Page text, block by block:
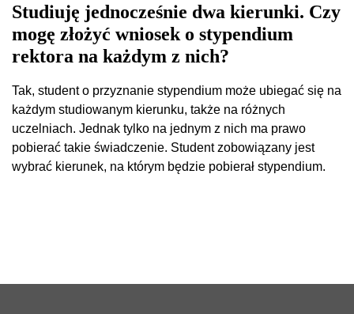
Studiuję jednocześnie dwa kierunki. Czy
mogę złożyć wniosek o stypendium
rektora na każdym z nich?
Tak, student o przyznanie stypendium może ubiegać się na
każdym studiowanym kierunku, także na różnych
uczelniach. Jednak tylko na jednym z nich ma prawo
pobierać takie świadczenie. Student zobowiązany jest
wybrać kierunek, na którym będzie pobierał stypendium.